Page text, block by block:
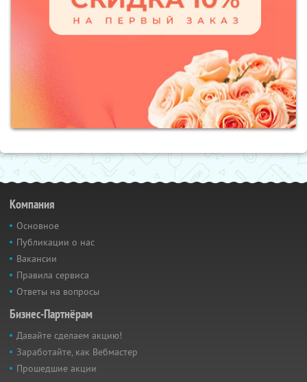
Компания
Основное
Публикации о нас
Вакансии
Правила сервиса
Ответы на вопросы
Бизнес-Партнёрам
Давайте сделаем акцию!
Заработайте, как Вебмастер
Прошедшие акции